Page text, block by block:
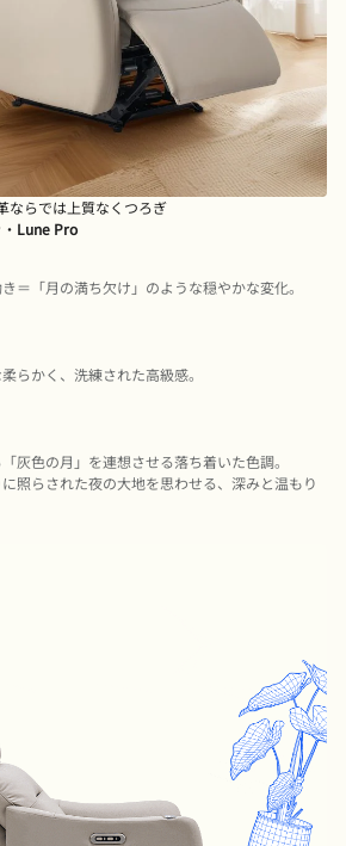
ならでは上質なくつろぎ
Lune Pro
＝「月の満ち欠け」のような穏やかな変化。
らかく、洗練された高級感。
灰色の月」を連想させる落ち着いた色調。
照らされた夜の大地を思わせる、深みと温もり